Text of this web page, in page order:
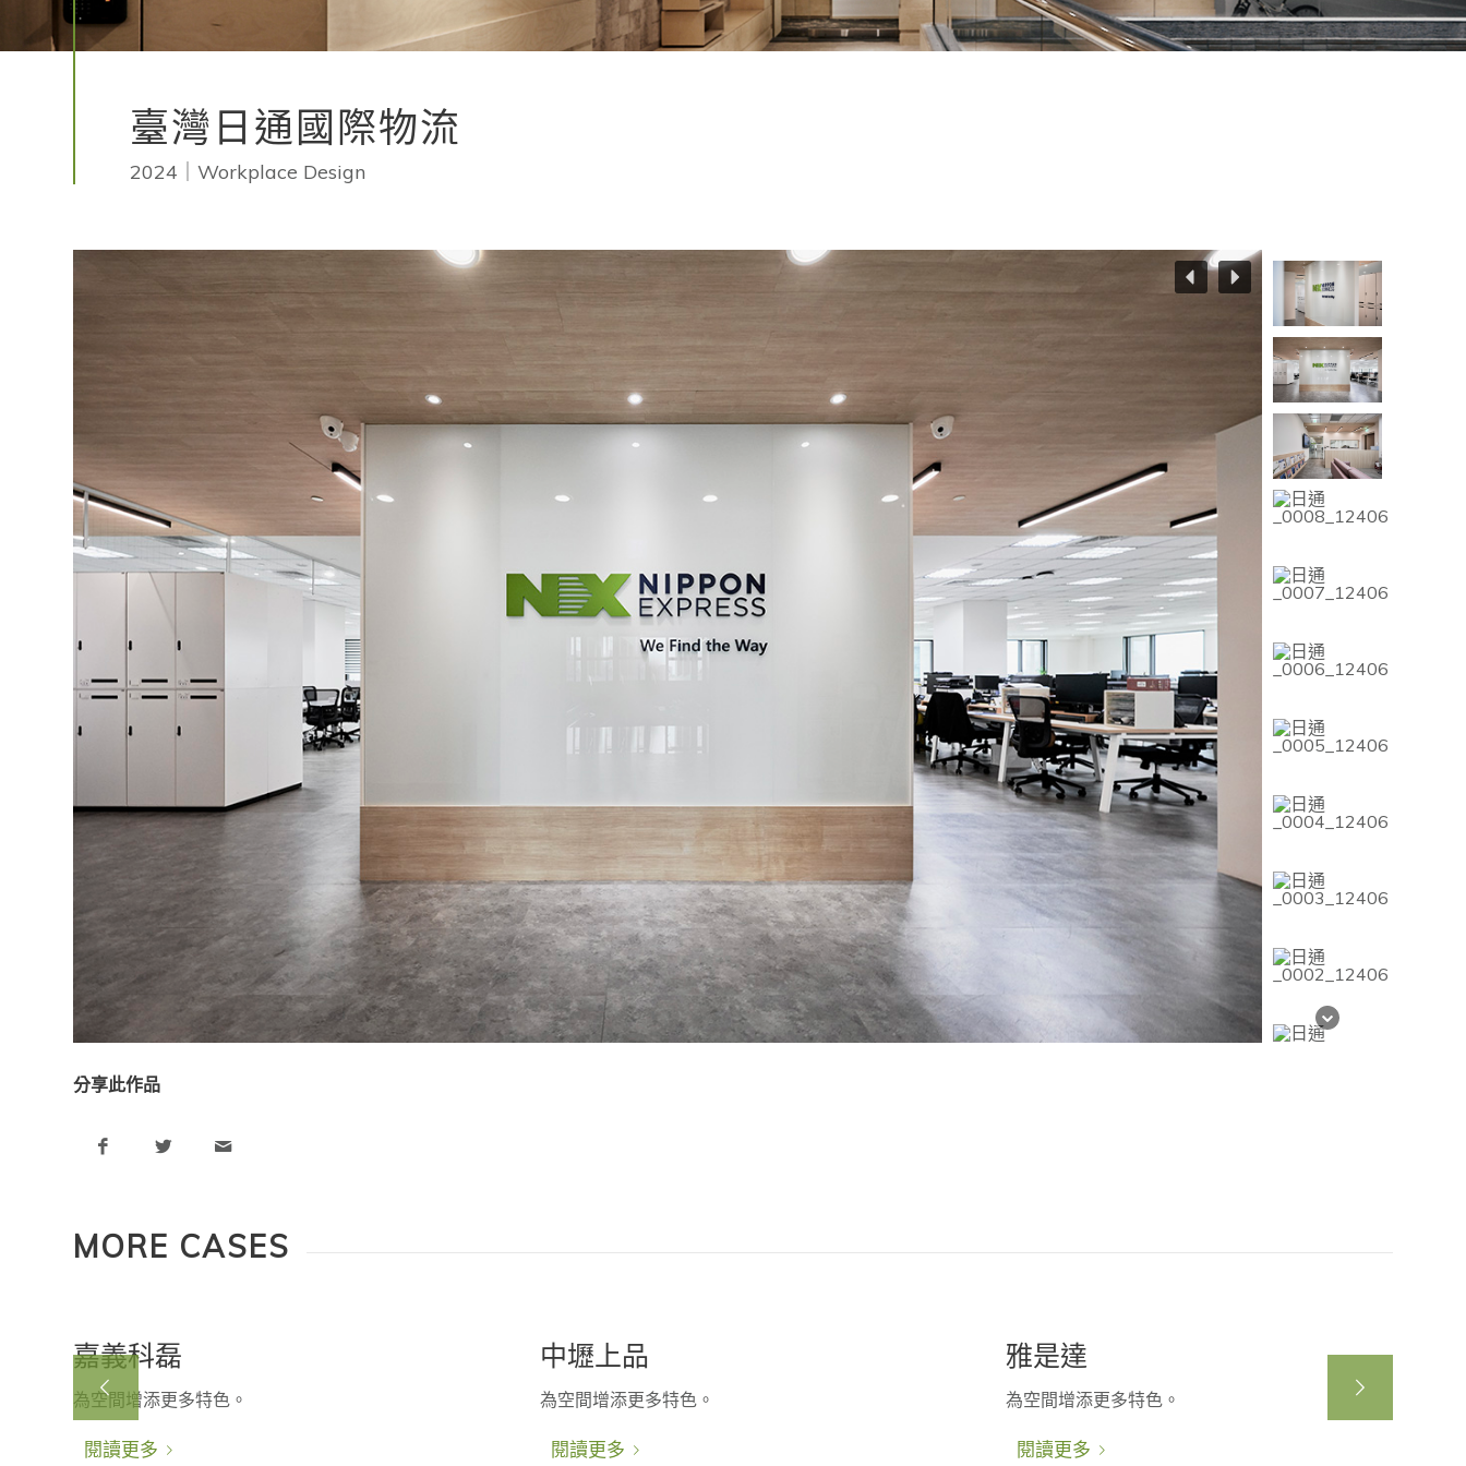
臺灣日通國際物流
2024｜Workplace Design
分享此作品
MORE CASES
嘉義科磊
為空間增添更多特色。
閱讀更多
中壢上品
為空間增添更多特色。
閱讀更多
雅是達
為空間增添更多特色。
閱讀更多
下一頁